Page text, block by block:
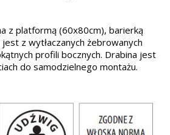
z platformą (60x80cm), barierką
z wytłaczanych żebrowanych
profili bocznych. Drabina jest
do samodzielnego montażu.